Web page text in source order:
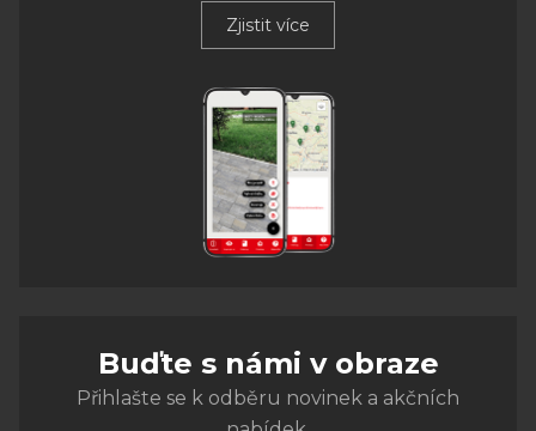
Zjistit více
Buďte s námi v obraze
Přihlašte se k odběru novinek a akčních